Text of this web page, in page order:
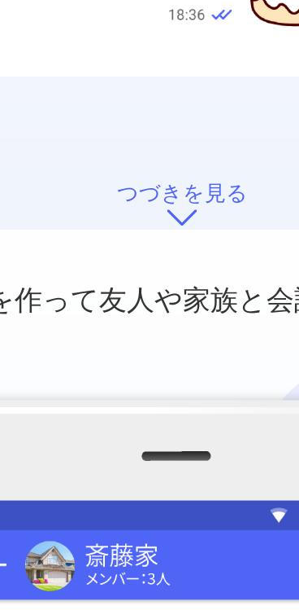
つづきを見る
作って友人や家族と